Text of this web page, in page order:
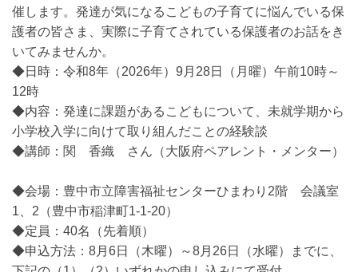
催します。発達が気になるこどもの子育てに悩んでいる保
護者の皆さま、実際に子育てされている保護者のお話をき
いてみませんか。
◆日時：令和8年（2026年）9月28日（月曜）午前10時～
12時
◆内容：発達に課題があるこどもについて、未就学期から
小学校入学に向けて取り組んだことの経験談
◆講師：関 香織 さん（大阪府ペアレント・メンター）
◆会場：豊中市立障害福祉センターひまわり2階 会議室
1、2（豊中市稲津町1-1-20）
◆定員：40名（先着順）
◆申込方法：8月6日（木曜）～8月26日（水曜）までに、